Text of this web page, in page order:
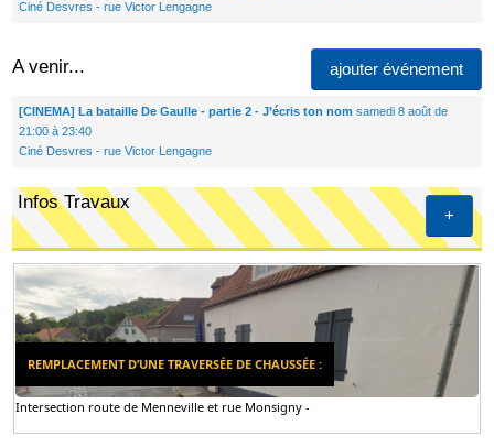
Ciné Desvres - rue Victor Lengagne
A venir... ajouter événement
[CINEMA] La bataille De Gaulle - partie 2 - J’écris ton nom samedi 8 août de
21:00 à 23:40
Ciné Desvres - rue Victor Lengagne
+
Infos Travaux
REMPLACEMENT D’UNE TRAVERSÉE DE CHAUSSÉE :
Intersection route de Menneville et rue Monsigny -